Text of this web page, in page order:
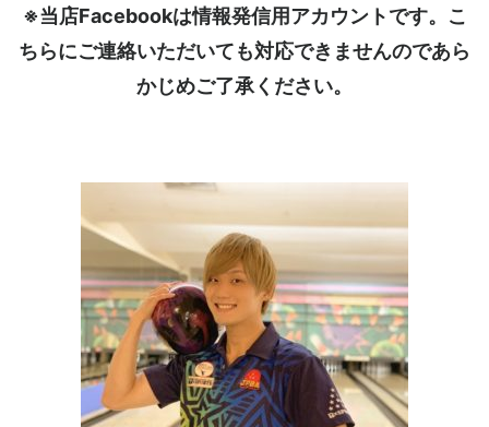
※当店Facebookは情報発信用アカウントです。こ
ちらにご連絡いただいても対応できませんのであら
かじめご了承ください。